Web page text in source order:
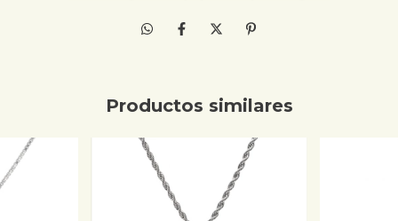
Productos similares